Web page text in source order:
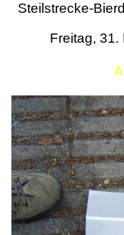
Literatur
Termine
Steilstrecke-
Freitag, 31.